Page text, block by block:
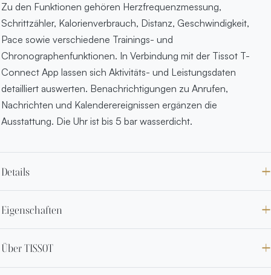
Zu den Funktionen gehören Herzfrequenzmessung,
Schrittzähler, Kalorienverbrauch, Distanz, Geschwindigkeit,
Pace sowie verschiedene Trainings- und
Chronographenfunktionen. In Verbindung mit der Tissot T-
Connect App lassen sich Aktivitäts- und Leistungsdaten
detailliert auswerten. Benachrichtigungen zu Anrufen,
Nachrichten und Kalenderereignissen ergänzen die
Ausstattung. Die Uhr ist bis 5 bar wasserdicht.
Details
Eigenschaften
Über TISSOT